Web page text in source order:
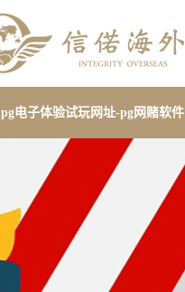
pg电子体验试玩网址-pg网赌软件